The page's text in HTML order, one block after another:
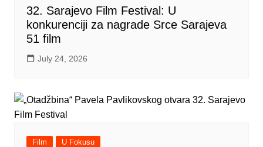
32. Sarajevo Film Festival: U
konkurenciji za nagrade Srce Sarajeva
51 film
July 24, 2026
Film U Fokusu